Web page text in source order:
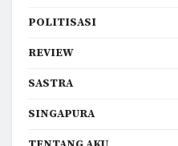
POLITISASI
REVIEW
SASTRA
SINGAPURA